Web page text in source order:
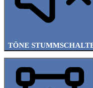
TÖNE